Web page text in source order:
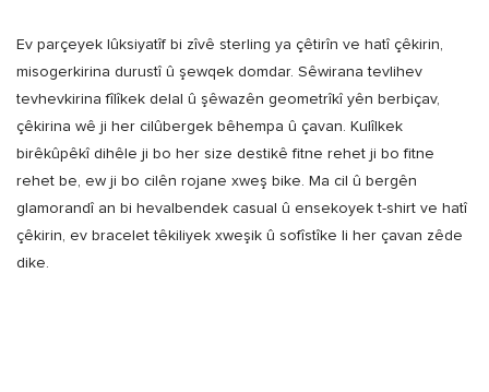
Ev parçeyek lûksiyatîf bi zîvê sterling ya çêtirîn ve hatî çêkirin,
misogerkirina durustî û şewqek domdar. Sêwirana tevlihev
tevhevkirina fîlîkek delal û şêwazên geometrîkî yên berbiçav,
çêkirina wê ji her cilûbergek bêhempa û çavan. Kulîlkek
birêkûpêkî dihêle ji bo her size destikê fitne rehet ji bo fitne
rehet be, ew ji bo cilên rojane xweş bike. Ma cil û bergên
glamorandî an bi hevalbendek casual û ensekoyek t-shirt ve hatî
çêkirin, ev bracelet têkiliyek xweşik û sofîstîke li her çavan zêde
dike.